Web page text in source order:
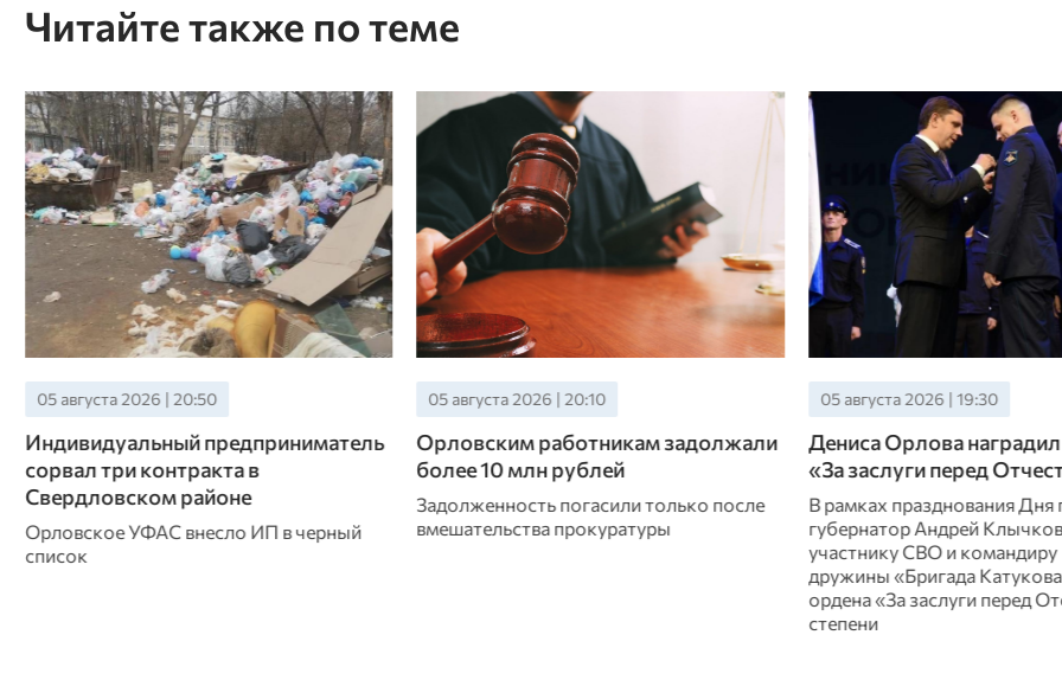
Читайте также по теме
05 августа 2026 | 20:10
Орловским работникам задолжали
более 10 млн рублей
Задолженность погасили только после
вмешательства прокуратуры
05 августа 2026 | 19:30
Дениса Орлова наградили медалью
«За заслуги перед Отчеством»
В рамках празднования Дня города
губернатор Андрей Клычков вручил
05 августа 2026 | 18:50
«ОВ» рассказывает об
которые связали свою
строительством
В преддверии Дня
материалы о тех, кто
идеи в безопасную